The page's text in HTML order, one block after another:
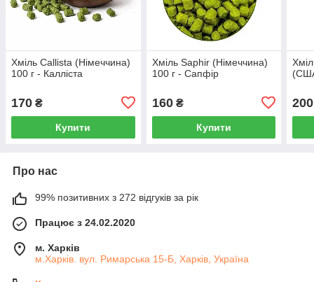
Хміль Callista (Німеччина)
100 г - Калліста
170 ₴
Купити
Хміль Saphir (Німеччина)
100 г - Сапфір
160₴
Купити
200
Про нас
99% позитивних з 272 відгуків за рік
Працює з 24.02.2020
м. Харків
м.Харків. вул. Римарська 15-Б, Харків, Україна